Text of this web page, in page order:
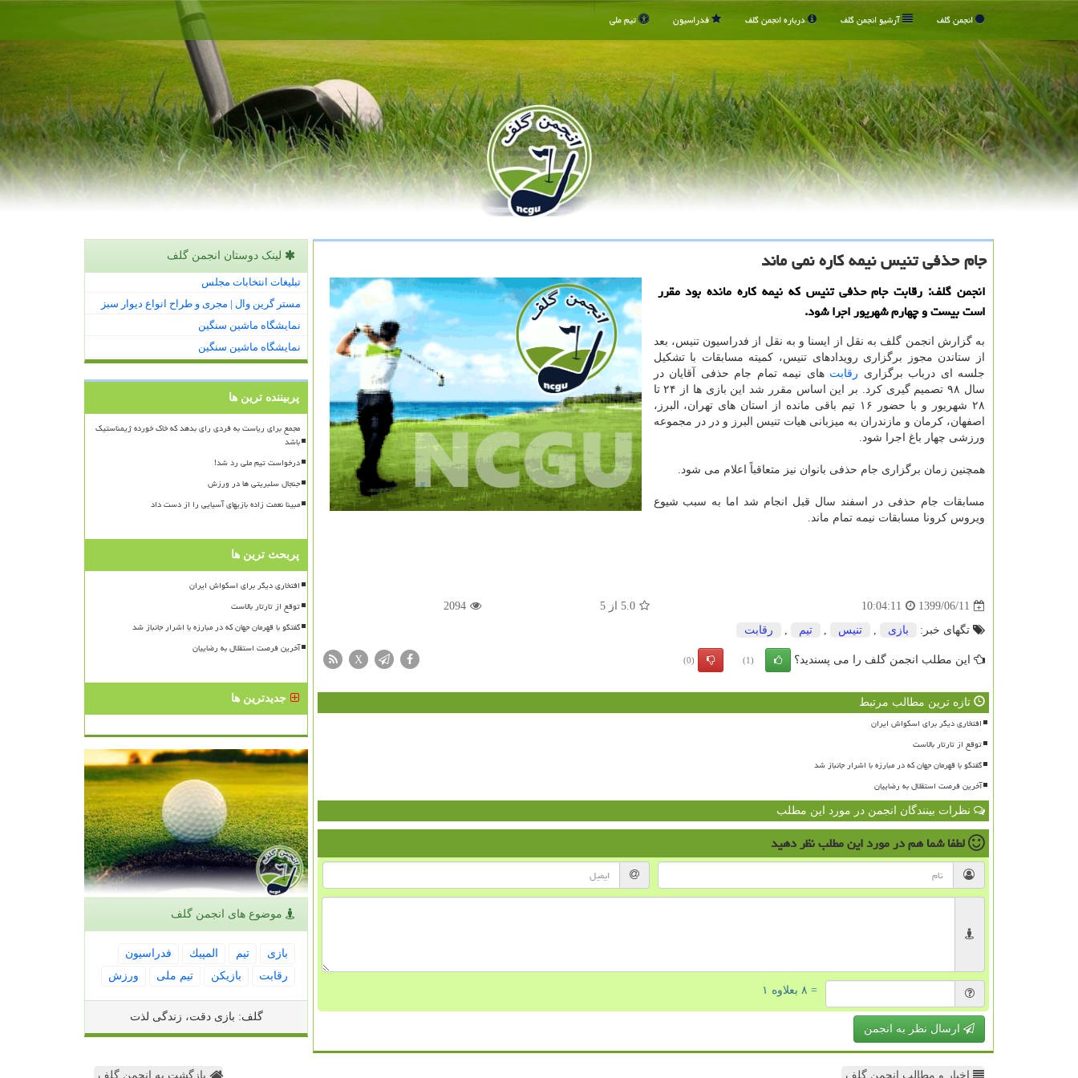
انجمن گلف آرشیو انجمن گلف درباره انجمن گلف فدراسیون تیم ملی
جام حذفی تنیس نیمه كاره نمی ماند
انجمن گلف: رقابت جام حذفی تنیس كه نیمه كاره مانده بود مقرر
است بیست و چهارم شهریور اجرا شود.
به گزارش انجمن گلف به نقل از ایسنا و به نقل از فدراسیون تنیس، بعد
از ستاندن مجوز برگزاری رویدادهای تنیس، کمیته مسابقات با تشکیل
جلسه ای درباب برگزاری رقابت های نیمه تمام جام حذفی آقایان در
سال ۹۸ تصمیم گیری کرد. بر این اساس مقرر شد این بازی ها از ۲۴ تا
۲۸ شهریور و با حضور ۱۶ تیم باقی مانده از استان های تهران، البرز،
اصفهان، کرمان و مازندران به میزبانی هیات تنیس البرز و در در مجموعه
ورزشی چهار باغ اجرا شود.
همچنین زمان برگزاری جام حذفی بانوان نیز متعاقباً اعلام می شود.
مسابقات جام حذفی در اسفند سال قبل انجام شد اما به سبب شیوع
ویروس کرونا مسابقات نیمه تمام ماند.
1399/06/11
10:04:11
5.0 از5
2094
تگهای خبر: بازی , تنیس , تیم , رقابت
این مطلب انجمن گلف را می پسندید؟ (1)
(0)
X
تازه ترین مطالب مرتبط
افتخاری دیگر برای اسکواش ایران
توقع از تارتار بالاست
گفتگو با قهرمان جهان که در مبارزه با اشرار جانباز شد
آخرین فرصت استقلال به رضاییان
نظرات بینندگان انجمن در مورد این مطلب
لطفا شما همدر مورد این مطلبنظر دهید
= ۸ بعلاوه ۱
ارسال نظر به انجمن
لینک دوستان انجمن گلف
تبلیغات انتخابات مجلس
مستر گرین وال | مجری و طراح انواع دیوار سبز
نمایشگاه ماشین سنگین
نمایشگاه ماشین سنگین
پربیننده ترین ها
مجمع برای ریاست به فردی رای بدهد که خاک خورده ژیمناستیک
باشد
درخواست تیم ملی رد شد!
جنجال سلبریتی ها در ورزش
مبینا نعمت زاده بازیهای آسیایی را از دست داد
پربحث ترین ها
افتخاری دیگر برای اسکواش ایران
توقع از تارتار بالاست
گفتگو با قهرمان جهان که در مبارزه با اشرار جانباز شد
آخرین فرصت استقلال به رضاییان
جدیدترین ها
موضوع های انجمن گلف
بازی تیم المپیك
فدراسیون
رقابت
بازیكن تیم ملی ورزش
گلف: بازی دقت، زندگی لذت
اخبار و مطالب انجمن گلف بازگشت به انجمن گلف